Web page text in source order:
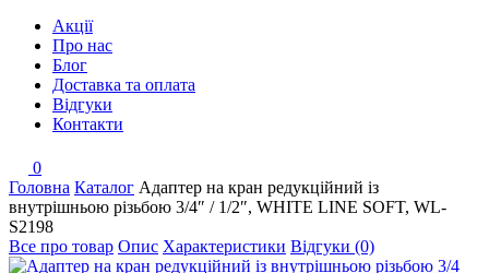
Акції
Про нас
Блог
Доставка та оплата
Відгуки
Контакти
0
Головна Каталог Адаптер на кран редукційний із
внутрішньою різьбою 3/4″ / 1/2″, WHITE LINE SOFT, WL-
S2198
Все про товар Опис Характеристики Відгуки (0)